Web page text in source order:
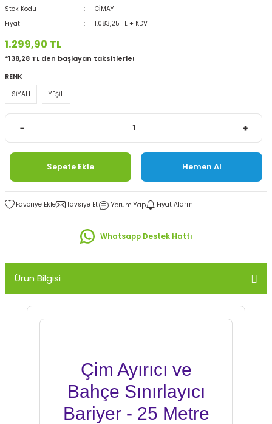
Stok Kodu
CİMAY
Fiyat
1.083,25 TL + KDV
1.299,90 TL
*138,28 TL den başlayan taksitlerle!
RENK
SİYAH YEŞİL
Sepete Ekle Hemen Al
Tavsiye Et Yorum Yap Fiyat Alarmı
Whatsapp Destek Hattı
Ürün Bilgisi
Çim Ayırıcı ve
Bahçe Sınırlayıcı
Bariyer - 25 Metre